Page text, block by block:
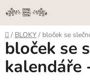
Přejít
na
obsah
Domů
/ BLOKY / bloček se
bloček se
kalendáře